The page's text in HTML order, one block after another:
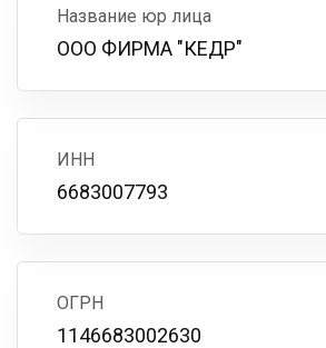
Название юр лица
ООО ФИРМА "КЕДР"
ИНН
6683007793
ОГРН
1146683002630